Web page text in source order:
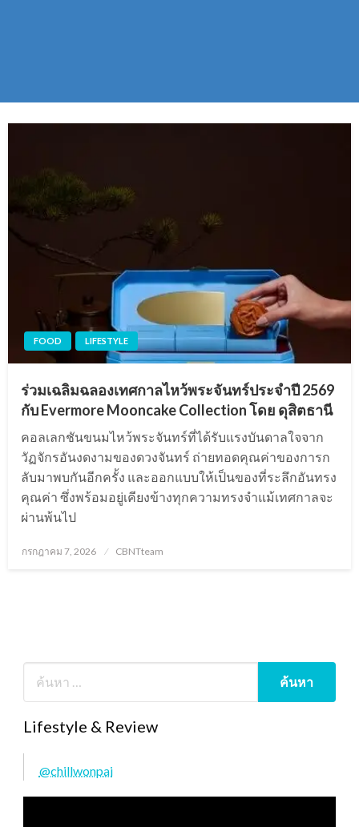
FOOD LIFESTYLE
ร่วมเฉลิมฉลองเทศกาลไหว้พระจันทร์ประจำปี 2569
กับ Evermore Mooncake Collection โดย ดุสิตธานี
คอลเลกชันขนมไหว้พระจันทร์ที่ได้รับแรงบันดาลใจจาก
วัฏจักรอันงดงามของดวงจันทร์ ถ่ายทอดคุณค่าของการก
ลับมาพบกันอีกครั้ง และออกแบบให้เป็นของที่ระลึกอันทรง
คุณค่า ซึ่งพร้อมอยู่เคียงข้างทุกความทรงจำแม้เทศกาลจะ
ผ่านพ้นไป
Posted
กรกฎาคม 7, 2026 CBNTteam
Lifestyle & Review
@chillwonpai